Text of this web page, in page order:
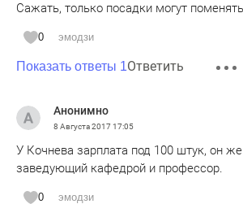
Сажать, только посадки могут
0 эмодзи
Показать ответы 1Ответить
Анонимно
8 Августа 201717:05
У Кочнева зарплата под 100 штук, он
заведующий кафедрой и профессор.
0 эмодзи